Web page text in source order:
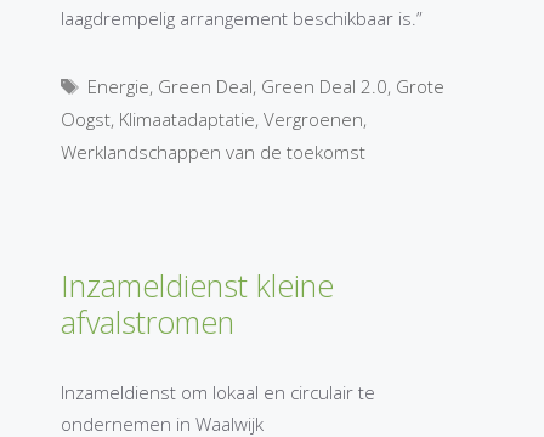
laagdrempelig arrangement beschikbaar is.”
Tags
Energie, Green Deal, Green Deal 2.0, Grote
Oogst, Klimaatadaptatie, Vergroenen,
Werklandschappen van de toekomst
Inzameldienst kleine
afvalstromen
Inzameldienst om lokaal en circulair te
ondernemen in Waalwijk